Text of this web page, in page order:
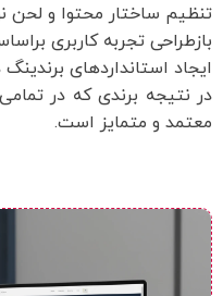
تنظیم ساختار محتوا و لحن
بازطراحی تجربه کاربری
ایجاد استانداردهای
در نتیجه برندی که در
معتمد و متمایز است.